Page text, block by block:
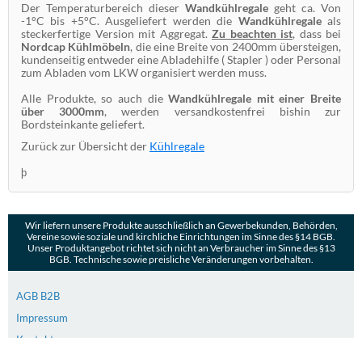
Der Temperaturbereich dieser Wandkühlregale geht ca. Von
-1°C bis +5°C. Ausgeliefert werden die Wandkühlregaleals
steckerfertige Version mit Aggregat. Zu beachten ist, dass bei
Nordcap Kühlmöbeln, die eine Breite von 2400mm übersteigen,
kundenseitig entweder eine Abladehilfe ( Stapler ) oder Personal
zum Abladen vom LKW organisiert werden muss.
Alle Produkte, so auch dieWandkühlregale mit einer Breite
über 3000mm, werden versandkostenfrei bishin zur
Bordsteinkante geliefert.
Zurück zur Übersicht der Kühlregale
þ
Wir liefern unsere Produkte ausschließlich an Gewerbekunden, Behörden,
Vereine sowie soziale und kirchliche Einrichtungen im Sinne des §14 BGB.
Unser Produktangebot richtet sich nicht an Verbraucher im Sinne des §13
BGB. Technische sowie preisliche Veränderungen vorbehalten.
AGB B2B
Impressum